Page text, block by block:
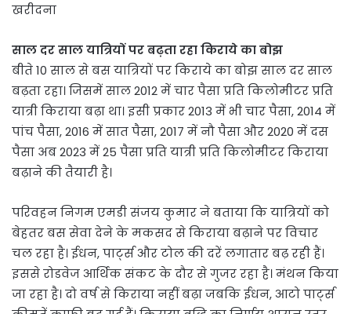
खरीदना
साल दर साल यात्रियों पर बढ़ता रहा किराये का बोझ
बीते 10 साल से बस यात्रियों पर किराये का बोझ साल दर साल
बढ़ता रहा। जिसमें साल 2012 में चार पैसा प्रति किलोमीटर प्रति
यात्री किराया बढ़ा था। इसी प्रकार 2013 में भी चार पैसा, 2014 में
पांच पैसा, 2016 में सात पैसा, 2017 में नौ पैसा और 2020 में दस
पैसा अब 2023 में 25 पैसा प्रति यात्री प्रति किलोमीटर किराया
बढ़ाने की तैयारी है।
परिवहन निगम एमडी संजय कुमार ने बताया कि यात्रियों को
बेहतर बस सेवा देने के मकसद से किराया बढ़ाने पर विचार
चल रहा है। ईधन, पार्ट्स और टोल की दरें लगातार बढ़ रही हैं।
इससे रोडवेज आर्थिक संकट के दौर से गुजर रहा है। मंथन किया
जा रहा है। दो वर्ष से किराया नहीं बढ़ा जबकि ईधन, आटो पार्ट्स